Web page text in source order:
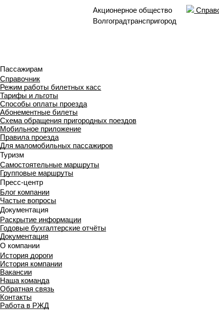
Акционерное общество
Волгоградтранспригород
Пассажирам
Справочник
Режим работы билетных касс
Тарифы и льготы
Способы оплаты проезда
Абонементные билеты
Схема обращения пригородных поездов
Мобильное приложение
Правила проезда
Для маломобильных пассажиров
Туризм
Самостоятельные маршруты
Групповые маршруты
Пресс-центр
Блог компании
Частые вопросы
Документация
Раскрытие информации
Годовые бухгалтерские отчёты
Документация
О компании
История дороги
История компании
Вакансии
Наша команда
Обратная связь
Контакты
Работа в РЖД